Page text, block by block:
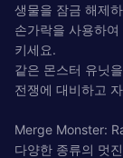
생물을 잠금 해제
손가락을 사용하
키세요.
같은 몬스터 유닛
전쟁에 대비하고
Merge Monster:
다양한 종류의 멋